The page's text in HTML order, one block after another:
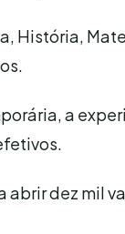
História,
a
abrir dez mil